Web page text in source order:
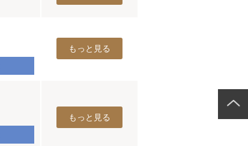
もっと見る
もっと見る